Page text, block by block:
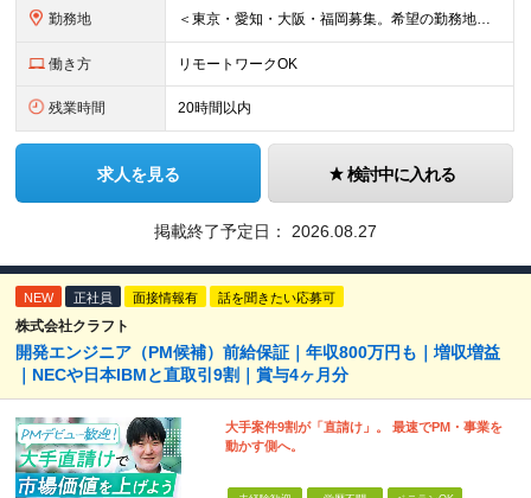
勤務地 ＜東京・愛知・大阪・福岡募集。希望の勤務地で働けます＞ 希望通りの配属＆転勤も基本なし！ 「プロジェクト人員の枠を広げたい」などといった、 会社からの強制的な異動・出向依頼はありません。 ■東京オフ
働き方 リモートワークOK
残業時間 20時間以内
求人を見る 検討中に入れる
掲載終了予定日： 2026.08.27
NEW 正社員 面接情報有 話を聞きたい応募可
株式会社クラフト
開発エンジニア（PM候補）前給保証｜年収800万円も｜増収増益
｜NECや日本IBMと直取引9割｜賞与4ヶ月分
大手案件9割が「直請け」。 最速でPM・事業を
動かす側へ。